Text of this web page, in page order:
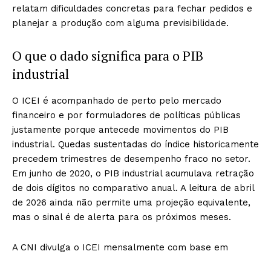
relatam dificuldades concretas para fechar pedidos e
planejar a produção com alguma previsibilidade.
O que o dado significa para o PIB
industrial
O ICEI é acompanhado de perto pelo mercado
financeiro e por formuladores de políticas públicas
justamente porque antecede movimentos do PIB
industrial. Quedas sustentadas do índice historicamente
precedem trimestres de desempenho fraco no setor.
Em junho de 2020, o PIB industrial acumulava retração
de dois dígitos no comparativo anual. A leitura de abril
de 2026 ainda não permite uma projeção equivalente,
mas o sinal é de alerta para os próximos meses.
A CNI divulga o ICEI mensalmente com base em